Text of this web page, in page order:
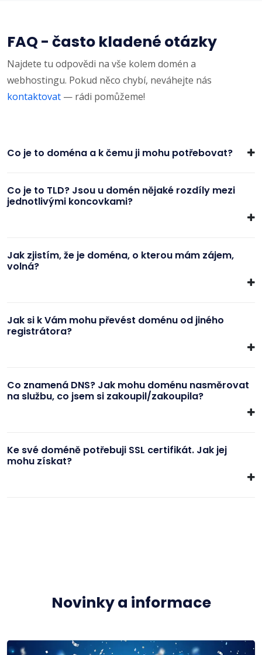
FAQ - často kladené otázky
Najdete tu odpovědi na vše kolem domén a
webhostingu. Pokud něco chybí, neváhejte nás
kontaktovat — rádi pomůžeme!
Co je to doména a k čemu ji mohu potřebovat?
Co je to TLD? Jsou u domén nějaké rozdíly mezi
jednotlivými koncovkami?
Jak zjistím, že je doména, o kterou mám zájem,
volná?
Jak si k Vám mohu převést doménu od jiného
registrátora?
Co znamená DNS? Jak mohu doménu nasměrovat
na službu, co jsem si zakoupil/zakoupila?
Ke své doméně potřebuji SSL certifikát. Jak jej
mohu získat?
Novinky a informace